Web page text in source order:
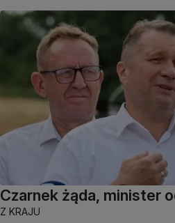
Czarnek żąda, minister
Z KRAJU